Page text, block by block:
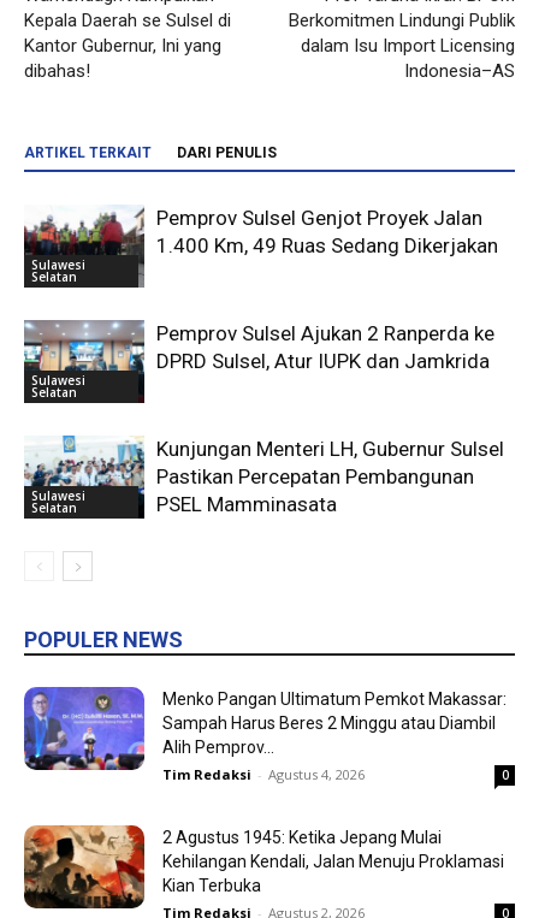
Kepala Daerah se Sulsel di
Kantor Gubernur, Ini yang
dibahas!
Berkomitmen Lindungi Publik
dalam Isu Import Licensing
Indonesia–AS
ARTIKEL TERKAIT DARI PENULIS
Sulawesi
Selatan
Pemprov Sulsel Genjot Proyek Jalan
1.400 Km, 49 Ruas Sedang Dikerjakan
Sulawesi
Selatan
Pemprov Sulsel Ajukan 2 Ranperda ke
DPRD Sulsel, Atur IUPK dan Jamkrida
Sulawesi
Selatan
Kunjungan Menteri LH, Gubernur Sulsel
Pastikan Percepatan Pembangunan
PSEL Mamminasata
POPULER NEWS
Menko Pangan Ultimatum Pemkot Makassar:
Sampah Harus Beres 2 Minggu atau Diambil
Alih Pemprov...
Tim Redaksi - Agustus 4, 2026 0
2 Agustus 1945: Ketika Jepang Mulai
Kehilangan Kendali, Jalan Menuju Proklamasi
Kian Terbuka
Tim Redaksi - Agustus 2, 2026 0